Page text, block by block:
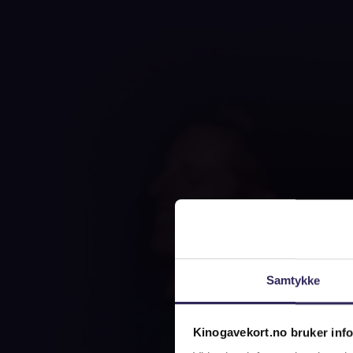
Samtykke
Kinogavekort.no bruker